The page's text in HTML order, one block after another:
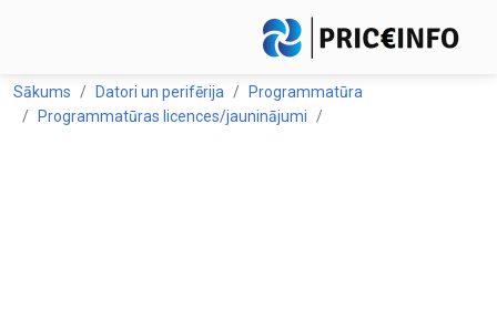
Sākums Datori un perifērija
Programmatūra
Programmatūras licences/jauninājumi